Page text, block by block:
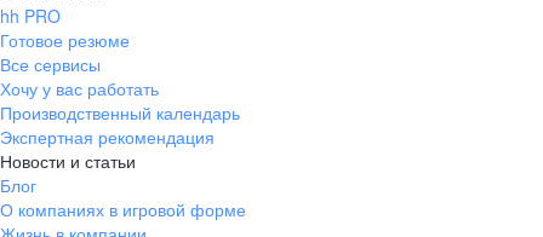
hh PRO
Готовое резюме
Все сервисы
Хочу у вас работать
Производственный календарь
Экспертная рекомендация
Новости и статьи
Блог
О компаниях в игровой форме